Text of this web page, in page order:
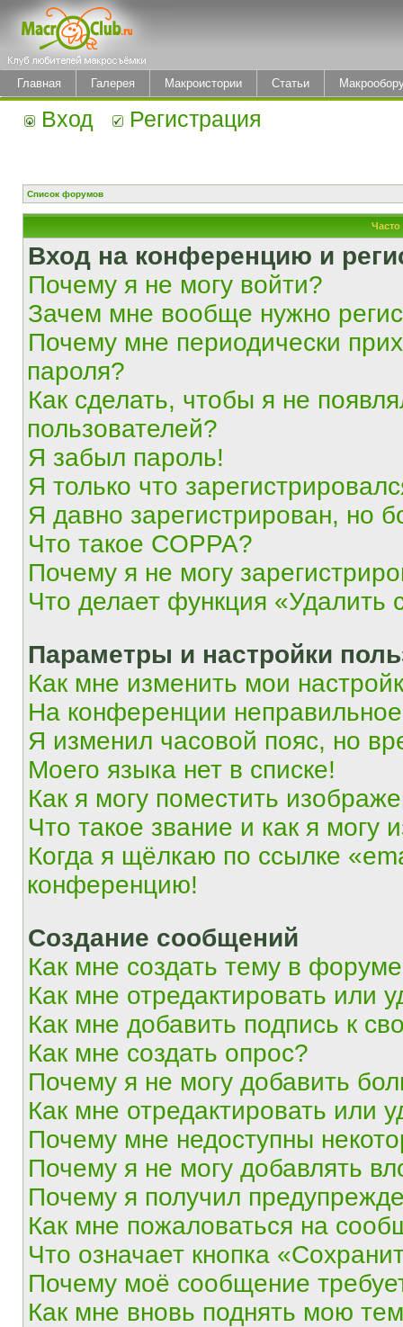
Главная Галерея Макроистории Статьи
Вход Регистрация
Список форумов
Вход на конференцию и
Почему я не могу войти?
Зачем мне вообще нужно
Почему мне периодически
пароля?
Как сделать, чтобы я не
пользователей?
Я забыл пароль!
Я только что
Я давно зарегистрирован, но
Что такое COPPA?
Почему я не могу
Что делает функция «Удалить
Параметры и настройки
Как мне изменить мои
На конференции
Я изменил часовой пояс, но
Моего языка нет в списке!
Как я могу поместить
Что такое звание и как я могу
Когда я щёлкаю по ссылке
конференцию!
Создание сообщений
Как мне создать тему в
Как мне отредактировать или
Как мне добавить подпись к
Как мне создать опрос?
Почему я не могу добавить
Как мне отредактировать или
Почему мне недоступны
Почему я не могу добавлять
Почему я получил
Как мне пожаловаться на
Что означает кнопка
Почему моё сообщение
Как мне вновь поднять мою